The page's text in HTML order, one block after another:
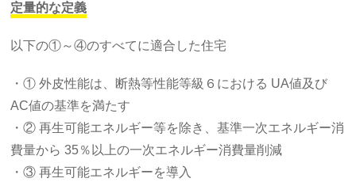
定量的な定義
以下の①～④のすべてに適合した住宅
・① 外皮性能は、断熱等性能等級６における UA値及び
AC値の基準を満たす
・② 再生可能エネルギー等を除き、基準一次エネルギー消
費量から 35％以上の一次エネルギー消費量削減
・③ 再生可能エネルギーを導入